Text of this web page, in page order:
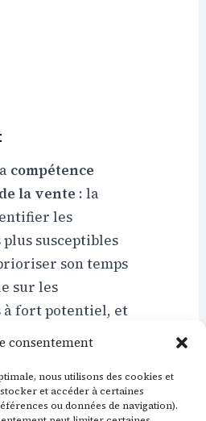
consentement
nous utilisons des cookies et
et accéder à certaines
ou données de navigation).
compétence
la vente : la
les
susceptibles
son temps
sur les
à fort potentiel, et
ses ressources
la définition du